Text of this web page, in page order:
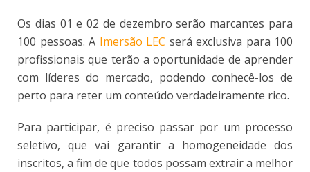
Os dias 01 e 02 de dezembro serão marcantes para
100 pessoas. A Imersão LEC será exclusiva para 100
profissionais que terão a oportunidade de aprender
com líderes do mercado, podendo conhecê-los de
perto para reter um conteúdo verdadeiramente rico.
Para participar, é preciso passar por um processo
seletivo, que vai garantir a homogeneidade dos
inscritos, a fim de que todos possam extrair a melhor